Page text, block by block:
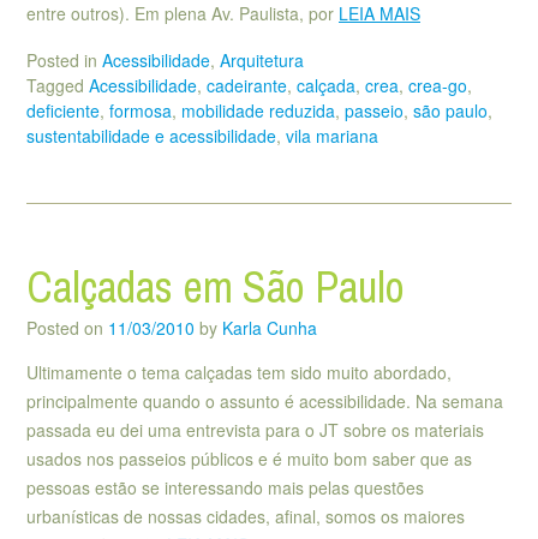
entre outros). Em plena Av. Paulista, por LEIA MAIS
Posted in Acessibilidade, Arquitetura
Tagged Acessibilidade, cadeirante, calçada, crea, crea-go,
deficiente, formosa, mobilidade reduzida, passeio, são paulo,
sustentabilidade e acessibilidade, vila mariana
Calçadas em São Paulo
Posted on 11/03/2010 by Karla Cunha
Ultimamente o tema calçadas tem sido muito abordado,
principalmente quando o assunto é acessibilidade. Na semana
passada eu dei uma entrevista para o JT sobre os materiais
usados nos passeios públicos e é muito bom saber que as
pessoas estão se interessando mais pelas questões
urbanísticas de nossas cidades, afinal, somos os maiores